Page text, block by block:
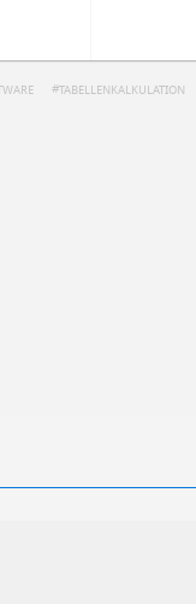
TABELLENKALKULATION